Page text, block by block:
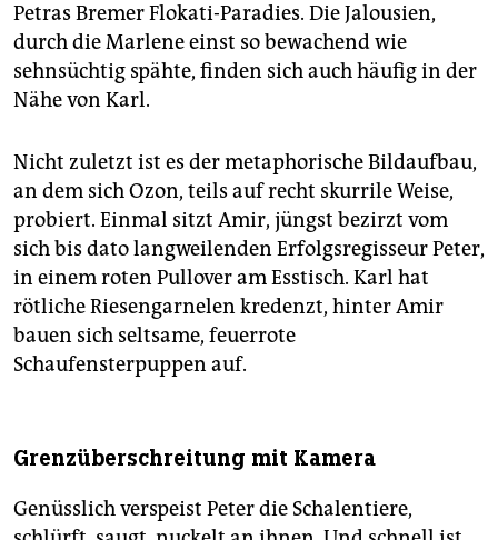
Petras Bremer Flokati-Paradies. Die Jalousien,
durch die Marlene einst so bewachend wie
sehnsüchtig spähte, finden sich auch häufig in der
Nähe von Karl.
Nicht zuletzt ist es der metaphorische Bildaufbau,
an dem sich Ozon, teils auf recht skurrile Weise,
probiert. Einmal sitzt Amir, jüngst bezirzt vom
sich bis dato langweilenden Erfolgsregisseur Peter,
in einem roten Pullover am Esstisch. Karl hat
rötliche Riesengarnelen kredenzt, hinter Amir
bauen sich seltsame, feuerrote
Schaufensterpuppen auf.
Grenzüberschreitung mit Kamera
Genüsslich verspeist Peter die Schalentiere,